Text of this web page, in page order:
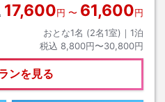
17,600円 〜 61,600円
おとな1名 (2名1室)｜ 1泊
税込 8,800円〜30,800円
ンを見る